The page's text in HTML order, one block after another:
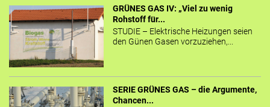
GRÜNES GAS IV: „Viel zu wenig
Rohstoff für...
STUDIE – Elektrische Heizungen seien
den Günen Gasen vorzuziehen,...
SERIE GRÜNES GAS – die Argumente,
Chancen...